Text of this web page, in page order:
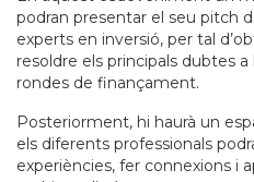
podran presentar el seu pitch
experts en inversió, per tal
resoldre els principals dubtes a
rondes de finançament.
Posteriorment, hi haurà un
els diferents professionals
experiències, fer connexions i